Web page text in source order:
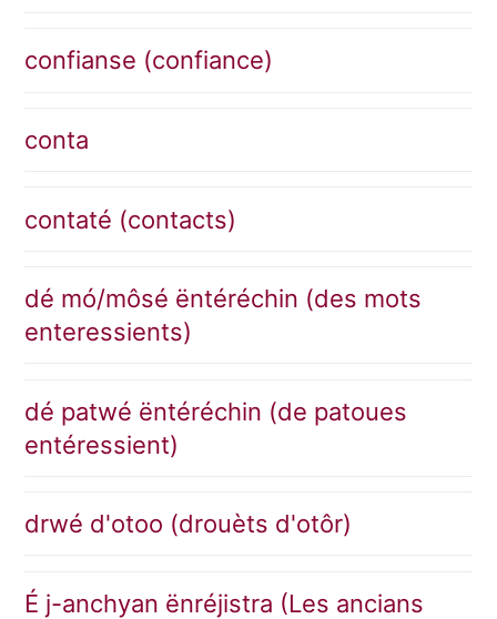
confianse (confiance)
conta
contaté (contacts)
dé mó/môsé ëntéréchin (des mots
enteressients)
dé patwé ëntéréchin (de patoues
entéressient)
drwé d'otoo (drouèts d'otôr)
É j-anchyan ënréjistra (Les ancians